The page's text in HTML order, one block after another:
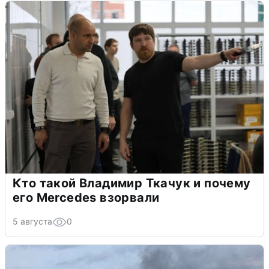
Кто такой Владимир Ткачук и почему
его Mercedes взорвали
5 августа 0